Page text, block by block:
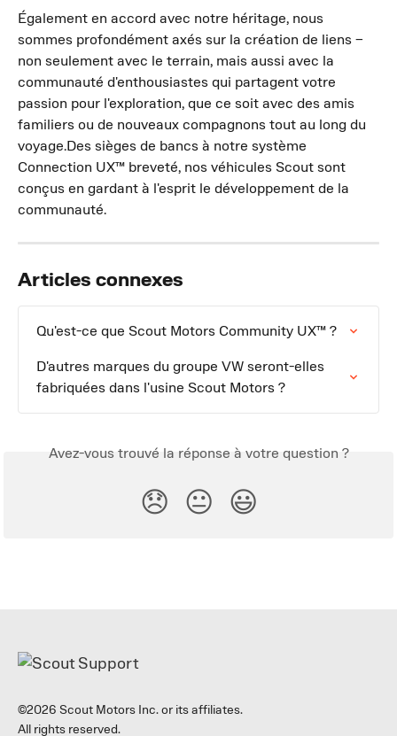
Également en accord avec notre héritage, nous
sommes profondément axés sur la création de liens –
non seulement avec le terrain, mais aussi avec la
communauté d'enthousiastes qui partagent votre
passion pour l'exploration, que ce soit avec des amis
familiers ou de nouveaux compagnons tout au long du
voyage.Des sièges de bancs à notre système
Connection UX™ breveté, nos véhicules Scout sont
conçus en gardant à l'esprit le développement de la
communauté.
Articles connexes
Qu'est-ce que Scout Motors Community UX™ ?
D'autres marques du groupe VW seront-elles
fabriquées dans l'usine Scout Motors ?
Avez-vous trouvé la réponse à votre question ?
😞 😐 😃
©2026 Scout Motors Inc. or its affiliates.
All rights reserved.